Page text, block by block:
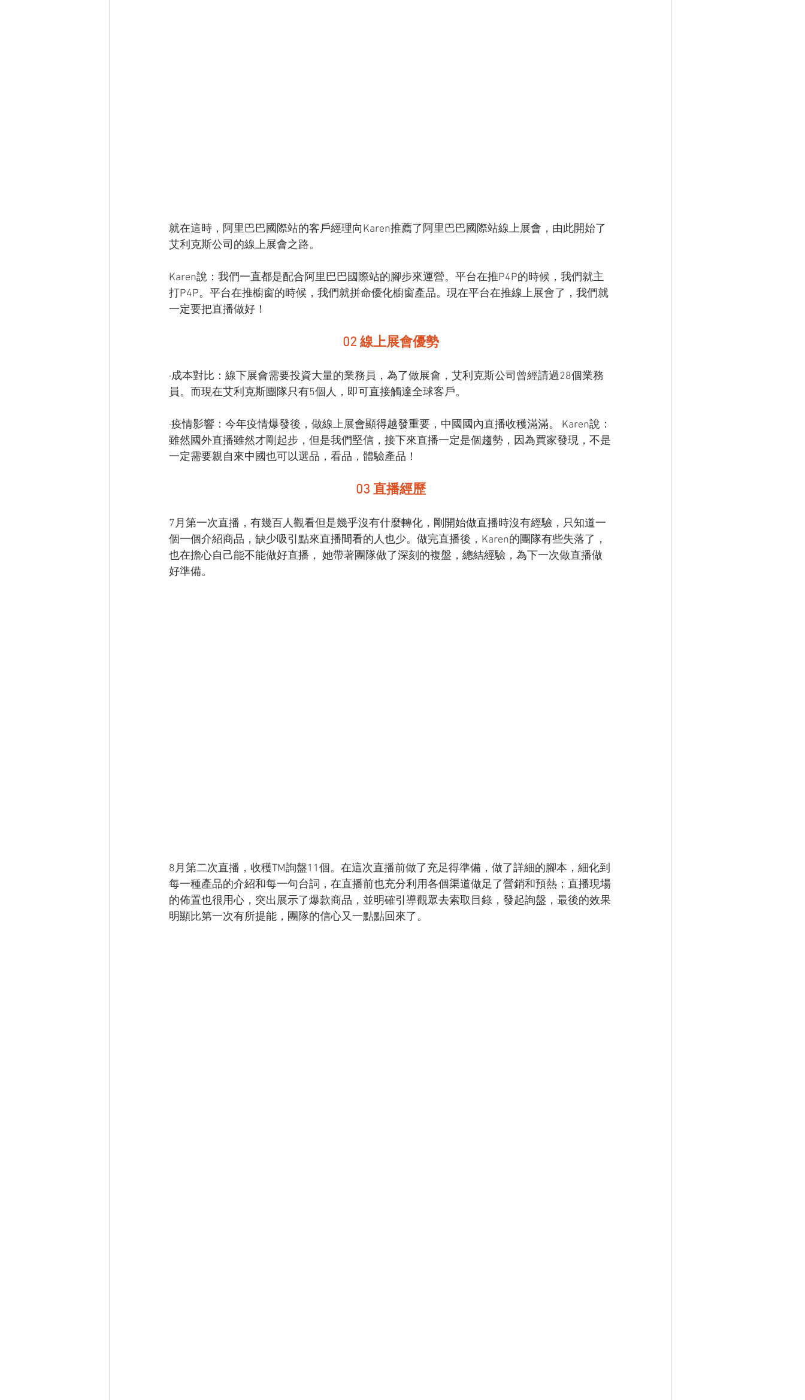
就在這時，阿里巴巴國際站的客戶經理向Karen推薦了阿里巴巴國際站線上展會，由此開始了
艾利克斯公司的線上展會之路。
Karen說：我們一直都是配合阿里巴巴國際站的腳步來運營。平台在推P4P的時候，我們就主
打P4P。平台在推櫥窗的時候，我們就拼命優化櫥窗產品。現在平台在推線上展會了，我們就
一定要把直播做好！
02 線上展會優勢
·成本對比：線下展會需要投資大量的業務員，為了做展會，艾利克斯公司曾經請過28個業務
員。而現在艾利克斯團隊只有5個人，即可直接觸達全球客戶。
·疫情影響：今年疫情爆發後，做線上展會顯得越發重要，中國國內直播收穫滿滿。 Karen說：
雖然國外直播雖然才剛起步，但是我們堅信，接下來直播一定是個趨勢，因為買家發現，不是
一定需要親自來中國也可以選品，看品，體驗產品！
03 直播經歷
7月第一次直播，有幾百人觀看但是幾乎沒有什麼轉化，剛開始做直播時沒有經驗，只知道一
個一個介紹商品，缺少吸引點來直播間看的人也少。做完直播後，Karen的團隊有些失落了，
也在擔心自己能不能做好直播， 她帶著團隊做了深刻的複盤，總結經驗，為下一次做直播做
好準備。
8月第二次直播，收穫TM詢盤11個。在這次直播前做了充足得準備，做了詳細的腳本，細化到
每一種產品的介紹和每一句台詞，在直播前也充分利用各個渠道做足了營銷和預熱；直播現場
的佈置也很用心，突出展示了爆款商品，並明確引導觀眾去索取目錄，發起詢盤，最後的效果
明顯比第一次有所提能，團隊的信心又一點點回來了。